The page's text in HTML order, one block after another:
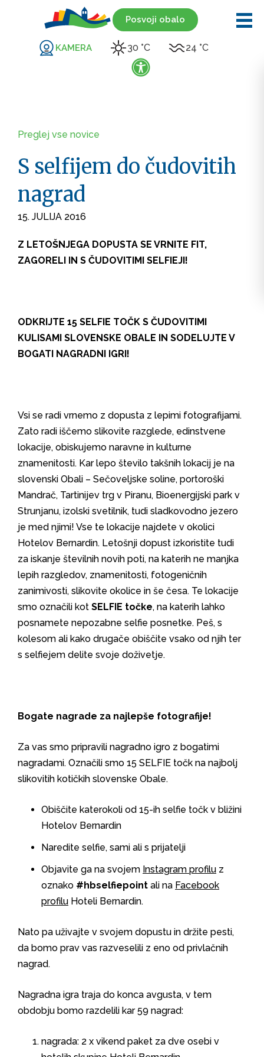
Posvoji obalo
KAMERA 30 °C 24 °C
Preglej vse novice
S selfijem do čudovitih
nagrad
15. JULIJA 2016
Z LETOŠNJEGA DOPUSTA SE VRNITE FIT,
ZAGORELI IN S ČUDOVITIMI SELFIEJI!
ODKRIJTE 15 SELFIE TOČK S ČUDOVITIMI
KULISAMI SLOVENSKE OBALE IN SODELUJTE V
BOGATI NAGRADNI IGRI!
Vsi se radi vrnemo z dopusta z lepimi fotografijami.
Zato radi iščemo slikovite razglede, edinstvene
lokacije, obiskujemo naravne in kulturne
znamenitosti. Kar lepo število takšnih lokacij je na
slovenski Obali – Sečoveljske soline, portoroški
Mandrač, Tartinijev trg v Piranu, Bioenergijski park v
Strunjanu, izolski svetilnik, tudi sladkovodno jezero
je med njimi! Vse te lokacije najdete v okolici
Hotelov Bernardin. Letošnji dopust izkoristite tudi
za iskanje številnih novih poti, na katerih ne manjka
lepih razgledov, znamenitosti, fotogeničnih
zanimivosti, slikovite okolice in še česa. Te lokacije
smo označili kot SELFIE točke, na katerih lahko
posnamete nepozabne selfie posnetke. Peš, s
kolesom ali kako drugače obiščite vsako od njih ter
s selfiejem delite svoje doživetje.
Bogate nagrade za najlepše fotografije!
Za vas smo pripravili nagradno igro z bogatimi
nagradami. Označili smo 15 SELFIE točk na najbolj
slikovitih kotičkih slovenske Obale.
Obiščite katerokoli od 15-ih selfie točk v bližini
Hotelov Bernardin
Naredite selfie, sami ali s prijatelji
Objavite ga na svojem Instagram profilu z
oznako #hbselfiepoint ali na Facebook
profilu Hoteli Bernardin.
Nato pa uživajte v svojem dopustu in držite pesti,
da bomo prav vas razveselili z eno od privlačnih
nagrad.
Nagradna igra traja do konca avgusta, v tem
obdobju bomo razdelili kar 59 nagrad:
nagrada: 2 x vikend paket za dve osebi v